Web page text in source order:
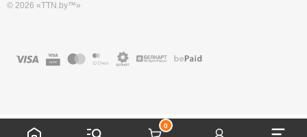
0
© 2026 «TTN.by™»